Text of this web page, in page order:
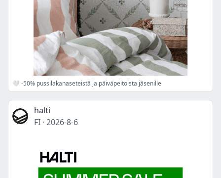
🤍 -50% pussilakanaseteistä ja päiväpeitoista jäsenille
halti
FI · 2026-8-6